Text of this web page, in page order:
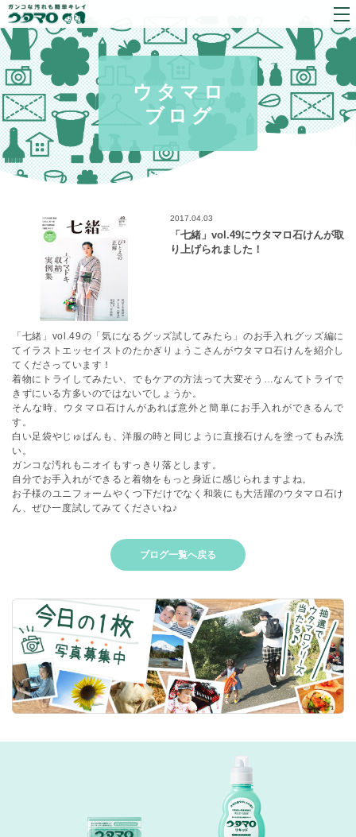
ウタマロ
ブログ
2017.04.03
「七緒」vol.49にウタマロ石けんが取
り上げられました！
「七緒」vol.49の「気になるグッズ試してみたら」のお手入れグッズ編に
てイラストエッセイストのたかぎりょうこさんがウタマロ石けんを紹介し
てくださっています！
着物にトライしてみたい、でもケアの方法って大変そう…なんてトライで
きずにいる方多いのではないでしょうか。
そんな時、ウタマロ石けんがあれば意外と簡単にお手入れができるんで
す。
白い足袋やじゅばんも、洋服の時と同じように直接石けんを塗ってもみ洗
い。
ガンコな汚れもニオイもすっきり落とします。
自分でお手入れができると着物をもっと身近に感じられますよね。
お子様のユニフォームやくつ下だけでなく和装にも大活躍のウタマロ石け
ん、ぜひ一度試してみてくださいね♪
ブログ一覧へ戻る